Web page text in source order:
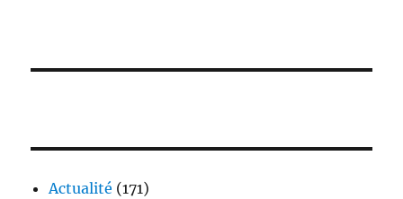
Actualité (171)